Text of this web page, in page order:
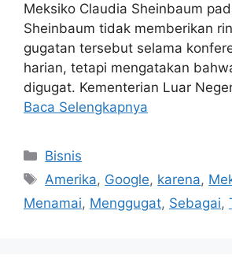
Meksiko Claudia Sheinbaum
Sheinbaum tidak memberikan
gugatan tersebut selama
harian, tetapi mengatakan
digugat. Kementerian Luar
Baca Selengkapnya
Kategori
Bisnis
Tag
Amerika, Google, karena,
Menamai, Menggugat, Sebagai,